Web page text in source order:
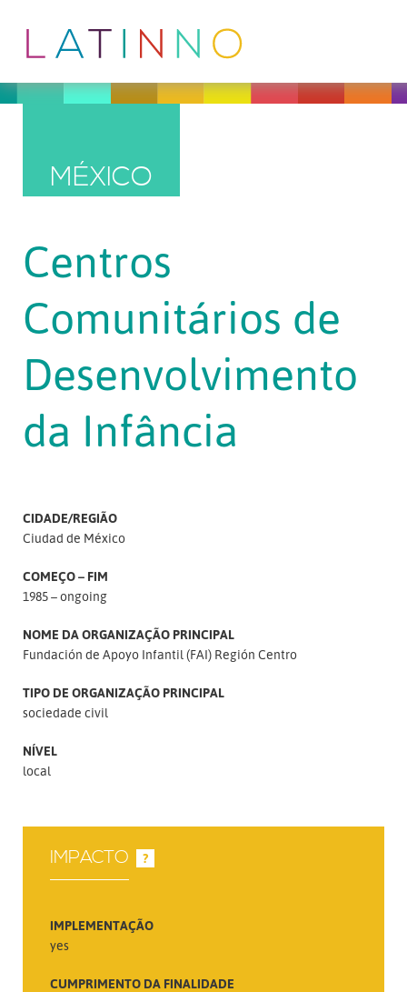
MÉXICO
Centros
Comunitários de
Desenvolvimento
da Infância
CIDADE/REGIÃO
Ciudad de México
COMEÇO – FIM
1985 – ongoing
NOME DA ORGANIZAÇÃO PRINCIPAL
Fundación de Apoyo Infantil (FAI) Región Centro
TIPO DE ORGANIZAÇÃO PRINCIPAL
sociedade civil
NÍVEL
local
IMPACTO ?
IMPLEMENTAÇÃO
yes
CUMPRIMENTO DA FINALIDADE